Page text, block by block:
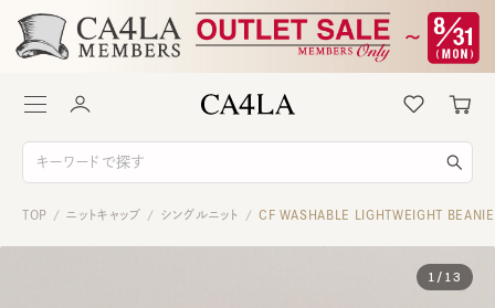
TOP / ニットキャップ / シングルニット / CF WASHABLE LIGHTWEIGHT BEANIE
1 / 13